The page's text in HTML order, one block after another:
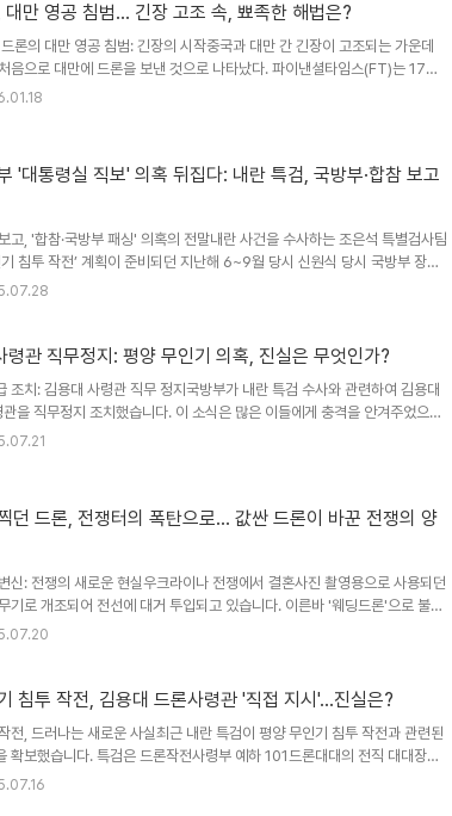
단거리 및 중거리 탄도미사일이 보관되어 있는 것으로 파악되었습니다. 이
이란이 전쟁 시작 당시 약 2,500개의 중거리 탄도미사일을 보유했으며, 현
대만 영공 침범... 긴장 고조 속, 뾰족한 해법은?
론의 대만 영공 침범: 긴장의 시작중국과 대만 간 긴장이 고조되는 가운데
음으로 대만에 드론을 보낸 것으로 나타났다. 파이낸셜타임스(FT)는 17일
의 감시용 드론 한 대가 이날 대만 영토인 남중국해의 프라타스 군도(둥사
비행했다”면서 “대만 방공군이 국제 라디오 채널을 통해 경고한 뒤 떠났
전문가들의 분석: 중국의 의도와 대만의 취약점분석가들은 이번 무인..
'대통령실 직보' 의혹 뒤집다: 내란 특검, 국방부·합참 보고
고, '합참·국방부 패싱' 의혹의 전말내란 사건을 수사하는 조은석 특별검사팀
기 침투 작전’ 계획이 준비되던 지난해 6~9월 당시 신원식 당시 국방부 장관
참모본부 의장에게 관련 보고가 이뤄졌다는 진술을 확보한 것으로 파악됐다.
최초 시점과 당시 지시 내용, 작전 시행 결심 시점 등을 구체적으로 재구성
, 특검팀은 군 관계자들을 조사하면서 김용현 전 국방부 장관의 ..
령관 직무정지: 평양 무인기 의혹, 진실은 무엇인가?
조치: 김용대 사령관 직무 정지국방부가 내란 특검 수사와 관련하여 김용대
을 직무정지 조치했습니다. 이 소식은 많은 이들에게 충격을 안겨주었으며,
을 짐작하게 합니다. 국방부는 김용대 드론작전사령관(육군 소장)의 직무정
의 관심이 집중되고 있습니다. 사건의 발단: 특검의 구속영장 청구사건의 발
계엄 관련 내란·외환 사건을 수사하는 조은석 특별검사팀이 김용대 드론작
던 드론, 전쟁터의 폭탄으로… 값싼 드론이 바꾼 전쟁의 양
신: 전쟁의 새로운 현실우크라이나 전쟁에서 결혼사진 촬영용으로 사용되던
기로 개조되어 전선에 대거 투입되고 있습니다. 이른바 '웨딩드론'으로 불리
저렴한 가격으로 대량 생산되어, 군인 수보다 많은 수가 전선에서 작전을 수
의 민간용 드론을 개조하여 폭격 및 자폭용으로 활용하고 있습니다. 미군의
있습니다. 플래시 조명 버튼을 누르면 수류탄이 발사되는 등, 원래의 기능을
침투 작전, 김용대 드론사령관 '직접 지시'…진실은?
전, 드러나는 새로운 사실최근 내란 특검이 평양 무인기 침투 작전과 관련된
확보했습니다. 특검은 드론작전사령부 예하 101드론대대의 전직 대대장을
에서, ‘모든 무인기 작전은 김용대 드론사령관의 직접 지시로 이뤄졌다’는 취